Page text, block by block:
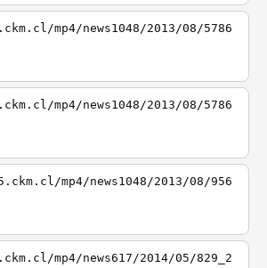
mp4/news1048/2013/08/5786
mp4/news1048/2013/08/5786
mp4/news1048/2013/08/956
mp4/news617/2014/05/829_2